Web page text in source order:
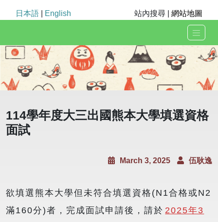
日本語 English 站內搜尋 | 網站地圖
114學年度大三出國熊本大學填選資格
面試
March 3, 2025 伍耿逸
欲填選熊本大學但未符合填選資格(N1合格或N2
滿160分)者，完成面試申請後，請於 2025年3